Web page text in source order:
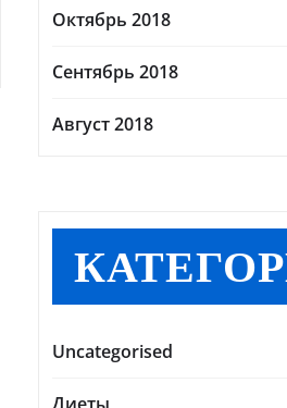
Октябрь 2018
Сентябрь 2018
Август 2018
Uncategorised